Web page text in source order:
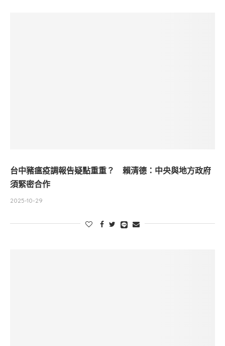
台中豬瘟疫調報告疑點重重？ 賴清德：中央與地方政府
須緊密合作
2025-10-29